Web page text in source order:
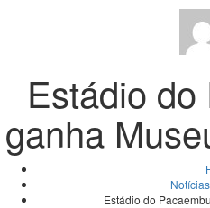
Estádio
ganha
Estádio do